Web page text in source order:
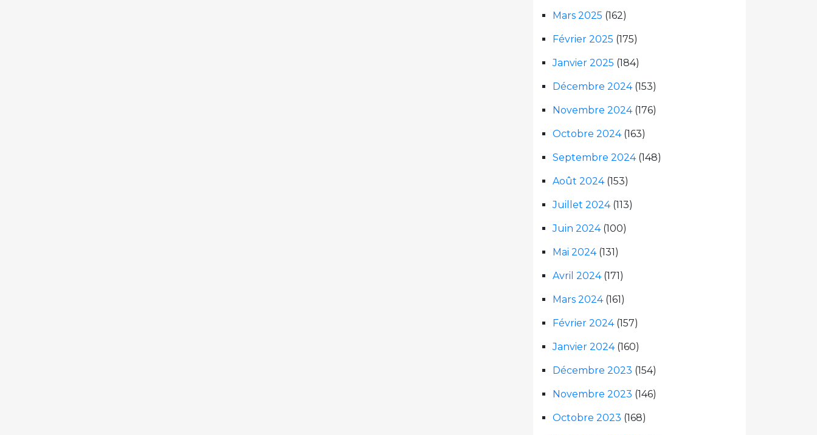
Mars 2025 (162)
Février 2025 (175)
Janvier 2025 (184)
Décembre 2024(153)
Novembre 2024(176)
Octobre 2024(163)
Septembre 2024(148)
Août 2024(153)
Juillet 2024(113)
Juin 2024(100)
Mai 2024(131)
Avril 2024(171)
Mars 2024(161)
Février 2024(157)
Janvier 2024(160)
Décembre 2023 (154)
Novembre 2023 (146)
Octobre 2023 (168)